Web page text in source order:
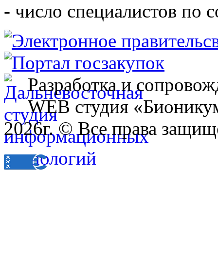
- число специалистов по
Разработка и
WEB студия
2026г. © Все права